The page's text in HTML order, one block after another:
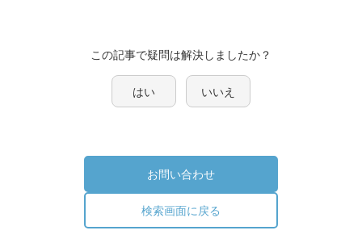
この記事で疑問は解決しましたか？
はい いいえ
検索画面に戻る
お問い合わせ